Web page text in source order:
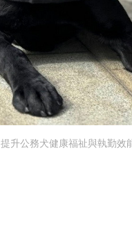
提升公務犬健康福祉與執勤效